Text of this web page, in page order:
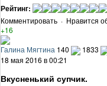
Рейтинг:
Комментировать · Нравится
+16
Галина Мягтина 140 1833
18 мая 2016 в 00:21
Вкусненький супчик.